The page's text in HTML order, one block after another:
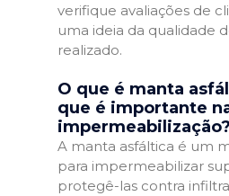
verifique avaliações de
uma ideia da qualidade
realizado.
O que é manta
que é importante
impermeabilização?
A manta asfáltica é um
para impermeabilizar
protegê-las contra